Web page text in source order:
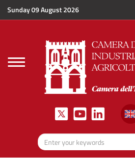
Sunday 09 August 2026
Toggle
navigation
Enter your